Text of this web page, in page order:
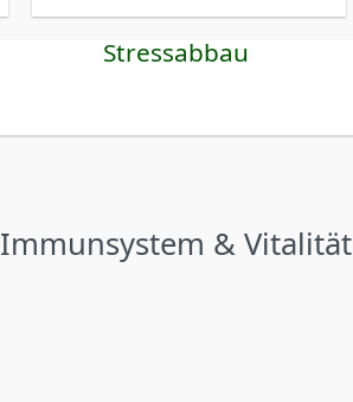
Stressabbau
Immunsystem & Vitalität